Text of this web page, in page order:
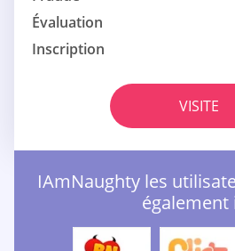
Évaluation
Inscription
VISITE
IAmNaughty les
également